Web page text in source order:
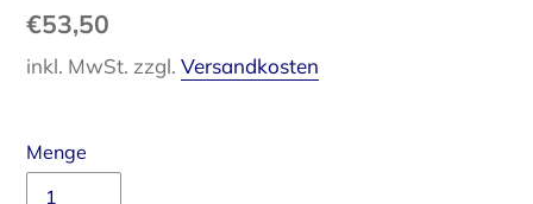
Normaler
Preis
€53,50
inkl. MwSt. zzgl. Versandkosten
Menge